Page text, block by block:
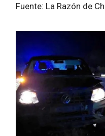
Fuente: La Razón de